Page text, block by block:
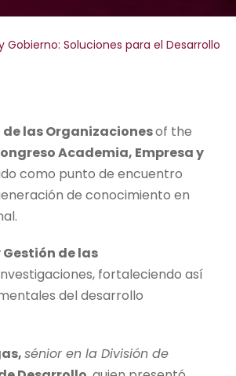
Soluciones para el Desarrollo
de las Organizacionesof the
Academia, Empresa y
como punto de encuentro
de conocimiento en
de las
fortaleciendo así
del desarrollo
sénior en la División de